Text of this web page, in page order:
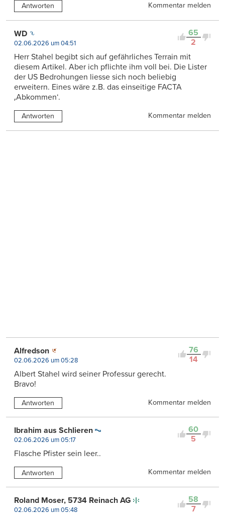
Antworten Kommentar melden
65
2
WD
02.06.2026 um 04:51
Herr Stahel begibt sich auf gefährliches Terrain mit
diesem Artikel. Aber ich pflichte ihm voll bei. Die Lister
der US Bedrohungen liesse sich noch beliebig
erweitern. Eines wäre z.B. das einseitige FACTA
‚Abkommen‘.
Antworten Kommentar melden
76
14
Alfredson
02.06.2026 um 05:28
Albert Stahel wird seiner Professur gerecht.
Bravo!
Antworten Kommentar melden
60
5
Ibrahim aus Schlieren
02.06.2026 um 05:17
Flasche Pfister sein leer..
Antworten Kommentar melden
58
7
Roland Moser, 5734 Reinach AG
02.06.2026 um 05:48